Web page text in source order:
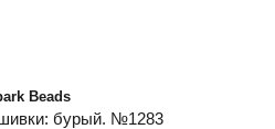
Beads
бурый. №1283